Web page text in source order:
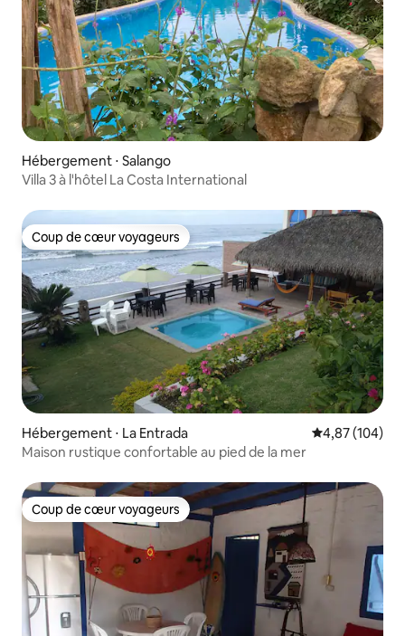
Hébergement ⋅ Salango
Villa 3 à l'hôtel La Costa International
Coup de cœur voyageurs
Coup de cœur voyageurs
Hébergement ⋅ La Entrada Évaluation
4,87 (104)
Maison rustique confortable au pied de la mer
Coup de cœur voyageurs
Coup de cœur voyageurs